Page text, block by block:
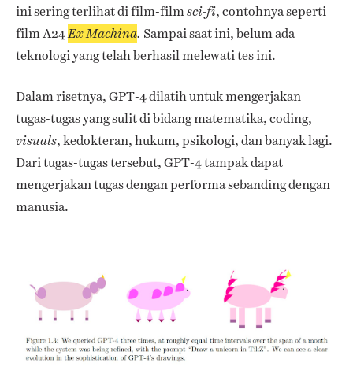
ini sering terlihat di film-filmsci-fi, contohnya seperti
film A24Ex Machina. Sampai saat ini, belum ada
teknologi yang telah berhasil melewati tes ini.
Dalam risetnya, GPT-4 dilatih untuk mengerjakan
tugas-tugas yang sulit di bidang matematika, coding,
visuals, kedokteran, hukum, psikologi, dan banyak lagi.
Dari tugas-tugas tersebut, GPT-4 tampak dapat
mengerjakan tugas dengan performa sebanding dengan
manusia.